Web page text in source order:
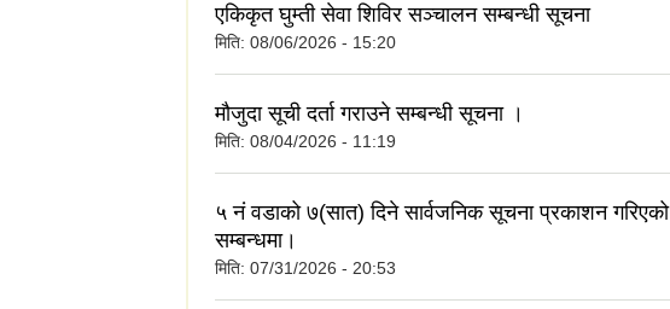
एकिकृत घुम्ती सेवा शिविर सञ्‍चालन सम्बन्धी सूचना
मिति: 08/06/2026 - 15:20
मौजुदा सूची दर्ता गराउने सम्बन्धी सूचना ।
मिति: 08/04/2026 - 11:19
५ नं वडाको ७(सात) दिने सार्वजनिक सूचना प्रकाशन गरिएको
सम्बन्धमा।
मिति: 07/31/2026 - 20:53